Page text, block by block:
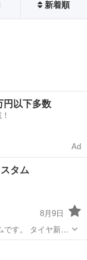
新着順
円以下多数
Ad
タム
8月9日
です。 タイヤ新品
キレイなバイクで